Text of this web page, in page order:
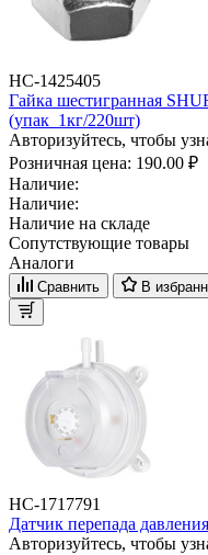
НС-1425405
Гайка шестигранная
(упак_1кг/220шт)
Авторизуйтесь, чтобы
Розничная цена: 190.00 ₽
Наличие:
Наличие:
Наличие на складе
Сопутствующие товары
Аналоги
Сравнить В
НС-1717791
Датчик перепада
Авторизуйтесь, чтобы